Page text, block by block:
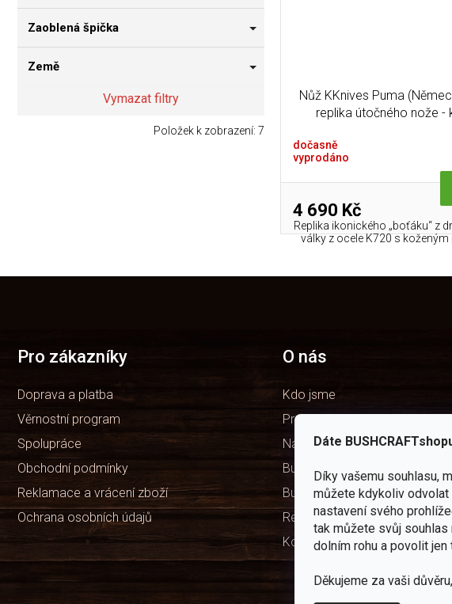
Dáte
Díky vašemu souhlasu,
můžete kdykoliv
nastavení svého
tak můžete svůj
dolním rohu a povolit jen
Děkujeme za vaši
Zaoblená špička
Země
Vymazat filtry
Položek k zobrazení: 7
Nůž KKnives Puma
replika útočného nože -
dočasně
vyprodáno
4 690 Kč
Replika ikonického „boťáku“ z
války z ocele K720 s
Pro zákazníky
Doprava a platba
Věrnostní program
Spolupráce
Obchodní podmínky
Reklamace a vrácení zboží
Ochrana osobních údajů
O nás
Kdo jsme
Prodejny
Naše značka — JuBö
Bushcraft víkendy
Bushcraft Portál
Recenze obchodu
Kontakty